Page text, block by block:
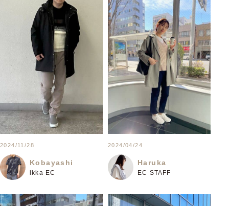
2024/11/28
Kobayashi
ikka EC
2024/04/24
Haruka
EC STAFF